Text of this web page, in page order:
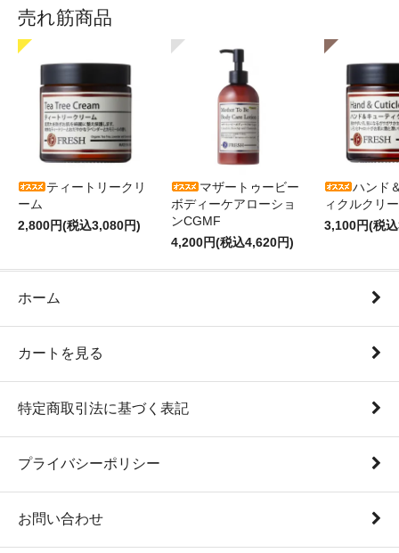
売れ筋商品
ティートリークリ
ーム
2,800円(税込3,080円)
マザートゥービー
ボディーケアローショ
ンCGMF
4,200円(税込4,620円)
ハンド
ィクルクリ
3,100円(税
ホーム
カートを見る
特定商取引法に基づく表記
プライバシーポリシー
お問い合わせ